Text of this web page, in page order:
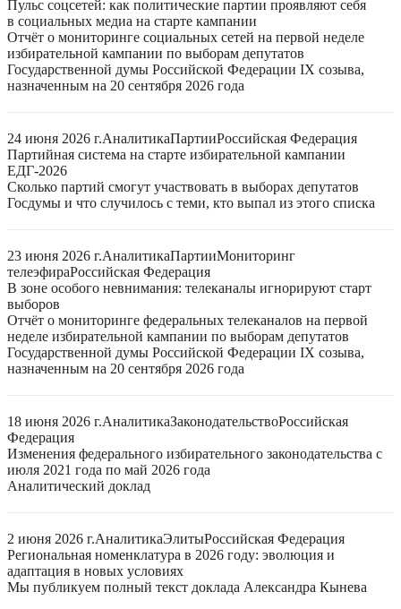
Пульс соцсетей: как политические партии проявляют себя
в социальных медиа на старте кампании
Отчёт о мониторинге социальных сетей на первой неделе
избирательной кампании по выборам депутатов
Государственной думы Российской Федерации IX созыва,
назначенным на 20 сентября 2026 года
24 июня 2026 г.АналитикаПартииРоссийская Федерация
Партийная система на старте избирательной кампании
ЕДГ-2026
Сколько партий смогут участвовать в выборах депутатов
Госдумы и что случилось с теми, кто выпал из этого списка
23 июня 2026 г.АналитикаПартииМониторинг
телеэфираРоссийская Федерация
В зоне особого невнимания: телеканалы игнорируют старт
выборов
Отчёт о мониторинге федеральных телеканалов на первой
неделе избирательной кампании по выборам депутатов
Государственной думы Российской Федерации IX созыва,
назначенным на 20 сентября 2026 года
18 июня 2026 г.АналитикаЗаконодательствоРоссийская
Федерация
Изменения федерального избирательного законодательства с
июля 2021 года по май 2026 года
Аналитический доклад
2 июня 2026 г.АналитикаЭлитыРоссийская Федерация
Региональная номенклатура в 2026 году: эволюция и
адаптация в новых условиях
Мы публикуем полный текст доклада Александра Кынева